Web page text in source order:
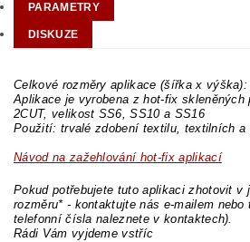
PARAMETRY
DISKUZE
Celkové rozměry aplikace (šířka x
Aplikace je vyrobena z hot-fix skleněných
2CUT, velikost SS6, SS10 a SS16
Použití: trvalé zdobení textilu, textilních a
Návod na zažehlování hot-fix aplikací
Pokud potřebujete tuto aplikaci zhotovit v
rozměru* - kontaktujte nás e-mailem
telefonní čísla naleznete v kontaktech).
Rádi Vám vyjdeme vstříc